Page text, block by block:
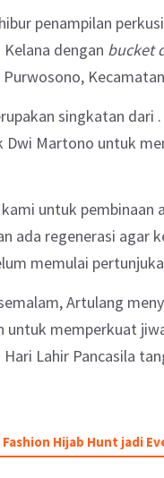
penampilan
dengan bucket
singkatan dari
Dwi Martono untuk
untuk pembinaan
ada regenerasi agar
memulai
Artulang
untuk memperkuat
Lahir Pancasila
Fashion Hijab Hunt jadi